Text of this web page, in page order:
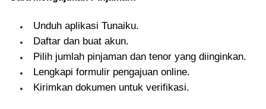
Unduh aplikasi Tunaiku.
Daftar dan buat akun.
Pilih jumlah pinjaman dan tenor yang diinginkan.
Lengkapi formulir pengajuan online.
Kirimkan dokumen untuk verifikasi.